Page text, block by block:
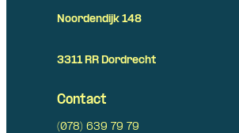
Noordendijk 148
3311 RR Dordrecht
Contact
(078) 639 79 79